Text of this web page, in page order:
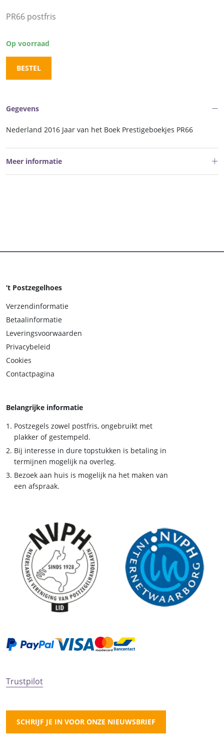
PR66 postfris
Op voorraad
BESTEL
Gegevens
Nederland 2016 Jaar van het Boek Prestigeboekjes PR66
Meer informatie
‘t Postzegelhoes
Verzendinformatie
Betaalinformatie
Leveringsvoorwaarden
Privacybeleid
Cookies
Contactpagina
Belangrijke informatie
Postzegels zowel postfris, ongebruikt met
plakker of gestempeld.
Bij interesse in dure topstukken is betaling in
termijnen mogelijk na overleg.
Bezoek aan huis is mogelijk na het maken van
een afspraak.
Trustpilot
SCHRIJF JE IN VOOR ONZE NIEUWSBRIEF